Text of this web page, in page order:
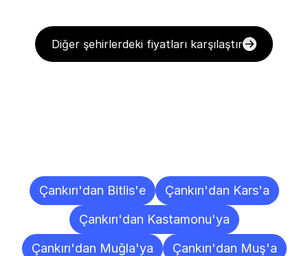
Diğer şehirlerdeki fiyatları karşılaştır
Çankırı'dan Bitlis'e
Çankırı'dan Kars'a
Çankırı'dan Kastamonu'ya
Çankırı'dan Muğla'ya
Çankırı'dan Muş'a